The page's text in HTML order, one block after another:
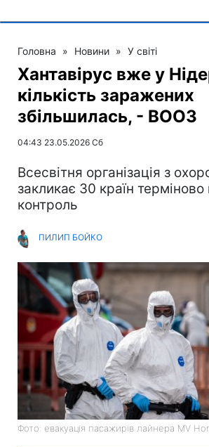
Головна » Новини » У світі
Хантавірус вже у
кількість заражених
збільшилась, - ВООЗ
04:43 23.05.2026 Сб
Всесвітня організація з
закликає 30 країн
контроль
ПИЛИП БОЙКО
Фото: евакуація пасажирів лайнера MV